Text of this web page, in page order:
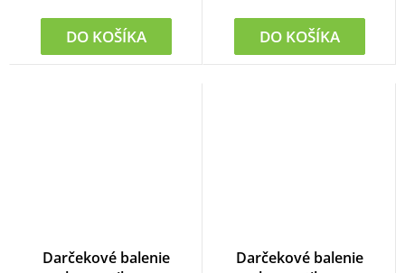
DO KOŠÍKA DO KOŠÍKA
Darčekové balenie
Darčekové balenie